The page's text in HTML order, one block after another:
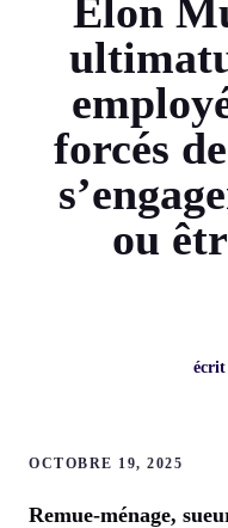
Elon
forcés
ou
OCTOBRE 19, 2025
Remue-ménage,